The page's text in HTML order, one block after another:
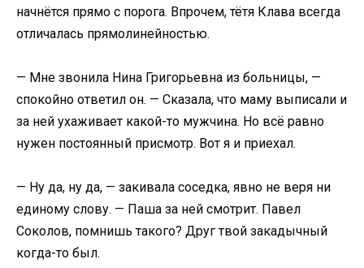
начнётся прямо с порога. Впрочем, тётя Клава всегда
отличалась прямолинейностью.
— Мне звонила Нина Григорьевна из больницы, —
спокойно ответил он. — Сказала, что маму выписали и
за ней ухаживает какой-то мужчина. Но всё равно
нужен постоянный присмотр. Вот я и приехал.
— Ну да, ну да, — закивала соседка, явно не веря ни
единому слову. — Паша за ней смотрит. Павел
Соколов, помнишь такого? Друг твой закадычный
когда-то был.